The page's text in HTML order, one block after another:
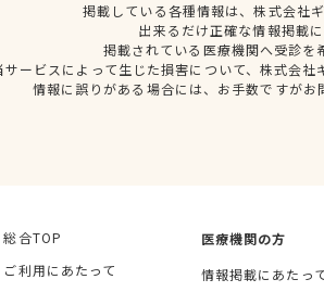
掲載している各種情報は、株式会社
出来るだけ正確な情報掲載
掲載されている医療機関へ受診
サービスによって生じた損害について、株式会
情報に誤りがある場合には、お手数ですが
総合TOP
ご利用にあたって
医療機関の方
情報掲載にあたっ